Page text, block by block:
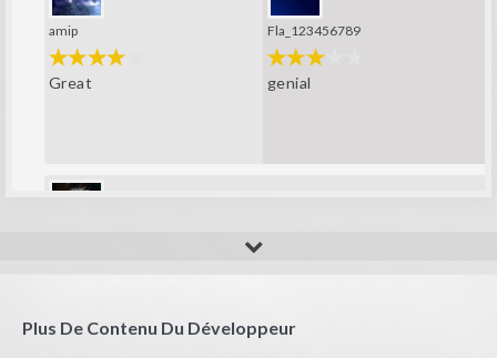
amip
Great
Fla_123456789
genial
Plus De Contenu Du Développeur